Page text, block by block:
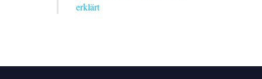
erklärt